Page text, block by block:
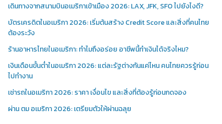
เดินทางจากสนามบินอเมริกาเข้าเมือง 2026: LAX, JFK, SFO ไปยังไงดี?
บัตรเครดิตในอเมริกา 2026: เริ่มต้นสร้าง Credit Score และสิ่งที่คนไทย
ต้องระวัง
ร้านอาหารไทยในอเมริกา: ทำไมถึงอร่อย อาชีพนี้ทำเงินได้จริงไหม?
เงินเดือนขั้นต่ำในอเมริกา 2026: แต่ละรัฐต่างกันแค่ไหน คนไทยควรรู้ก่อน
ไปทำงาน
เช่ารถในอเมริกา 2026: ราคา เงื่อนไข และสิ่งที่ต้องรู้ก่อนกดจอง
ผ่าน ตม อเมริกา 2026: เตรียมตัวให้ผ่านฉลุย